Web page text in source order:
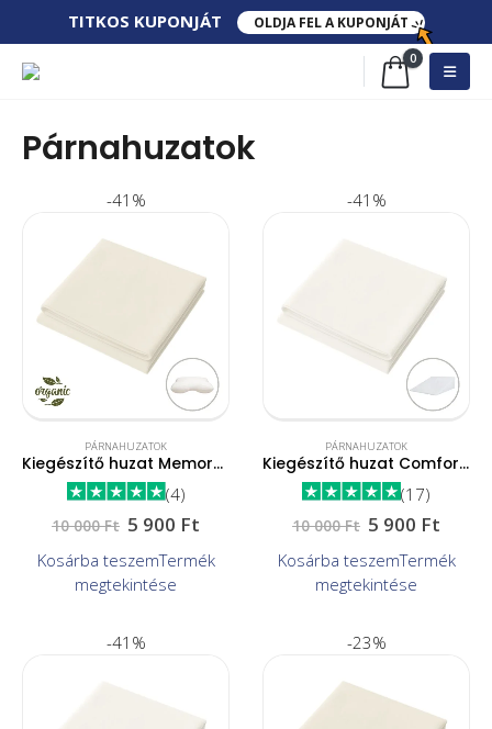
TITKOS​ KUPONJÁT​ OLDJA FEL A KUPONJÁT
0
Párnahuzatok
-41%
PÁRNAHUZATOK
Kiegészítő huzat Memory párnához
(4)
10 000Ft 5 900 Ft
Kosárba teszemTermék
megtekintése
-41%
PÁRNAHUZATOK
Kiegészítő huzat ComfortLift párnához
(17)
10 000Ft 5 900 Ft
Kosárba teszemTermék
megtekintése
-41% -23%